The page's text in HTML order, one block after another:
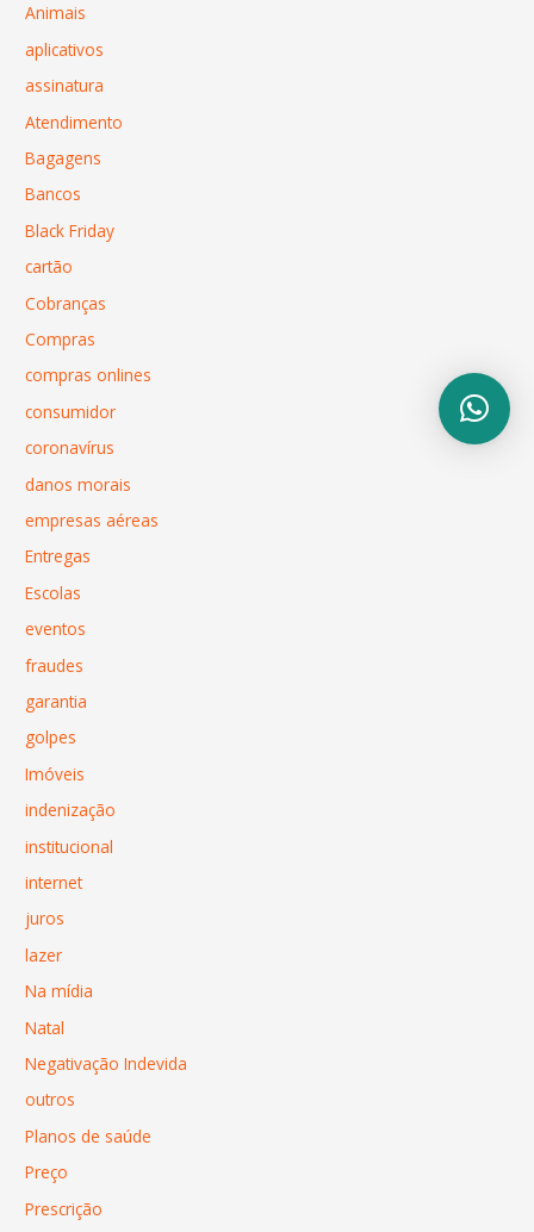
Animais
aplicativos
assinatura
Atendimento
Bagagens
Bancos
Black Friday
cartão
Cobranças
Compras
compras onlines
consumidor
coronavírus
danos morais
empresas aéreas
Entregas
Escolas
eventos
fraudes
garantia
golpes
Imóveis
indenização
institucional
internet
juros
lazer
Na mídia
Natal
Negativação Indevida
outros
Planos de saúde
Preço
Prescrição